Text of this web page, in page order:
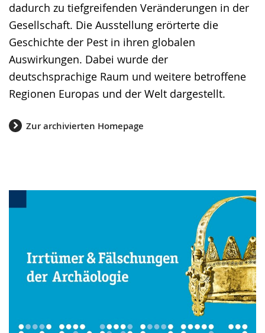
dadurch zu tiefgreifenden Veränderungen in der
Gesellschaft. Die Ausstellung erörterte die
Geschichte der Pest in ihren globalen
Auswirkungen. Dabei wurde der
deutschsprachige Raum und weitere betroffene
Regionen Europas und der Welt dargestellt.
Zur archivierten Homepage